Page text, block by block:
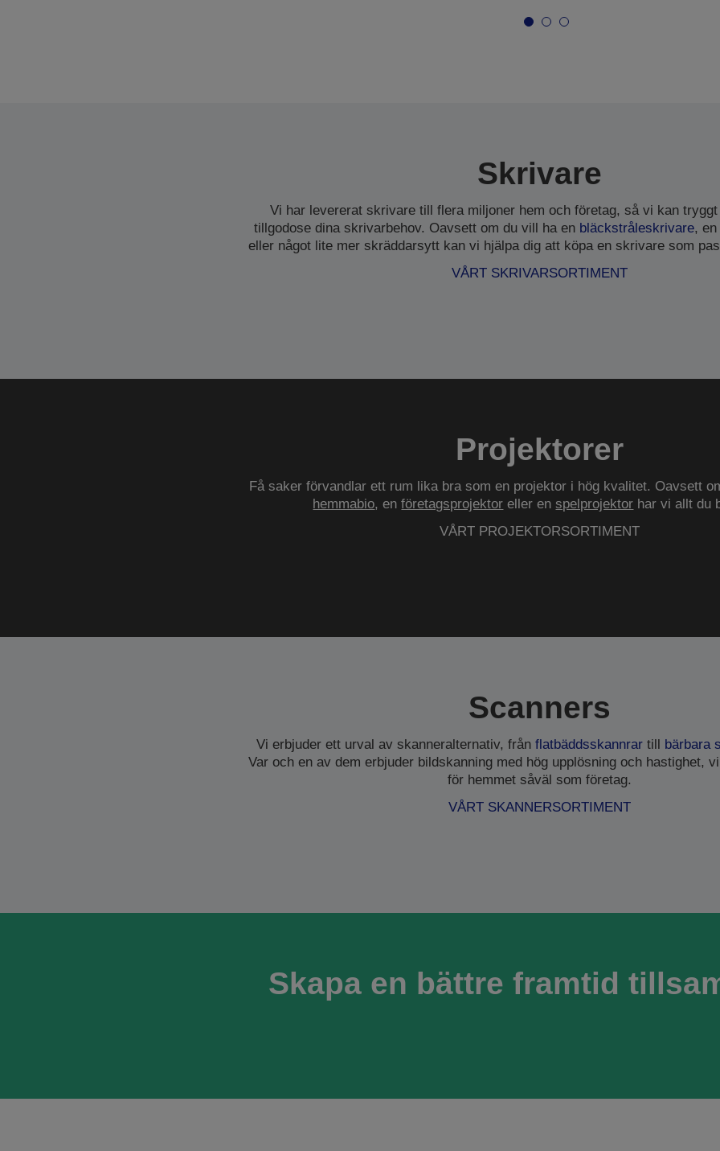
Skrivare
Vi har levererat skrivare till flera miljoner hem och företag, så vi kan
tillgodose dina skrivarbehov. Oavsett om du vill ha en bläckstråleskrivare, en
eller något lite mer skräddarsytt kan vi hjälpa dig att köpa en skrivare som
VÅRT SKRIVARSORTIMENT
Projektorer
Få saker förvandlar ett rum lika bra som en projektor i hög kvalitet. Oavsett
hemmabio, enföretagsprojektor eller en spelprojektor har vi allt du
VÅRT PROJEKTORSORTIMENT
Scanners
Vi erbjuder ett urval av skanneralternativ, från flatbäddsskannrartill bärbara
Var och en av dem erbjuder bildskanning med hög upplösning och hastighet,
för hemmet såväl som företag.
VÅRT SKANNERSORTIMENT
Skapa en bättre framtid